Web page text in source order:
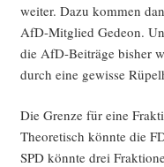
wei­ter. Dazu kom­men
AfD-Mit­glied Gede­on.
die AfD-Bei­trä­ge bis­her
durch eine gewis­se
Die Gren­ze für eine
Theo­re­tisch könn­te die
SPD könn­te drei